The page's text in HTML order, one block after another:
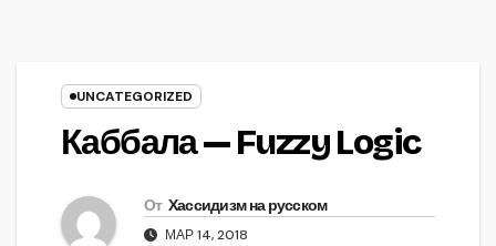
UNCATEGORIZED
Каббала — Fuzzy Logic
От Хассидизм на русском
МАР 14, 2018